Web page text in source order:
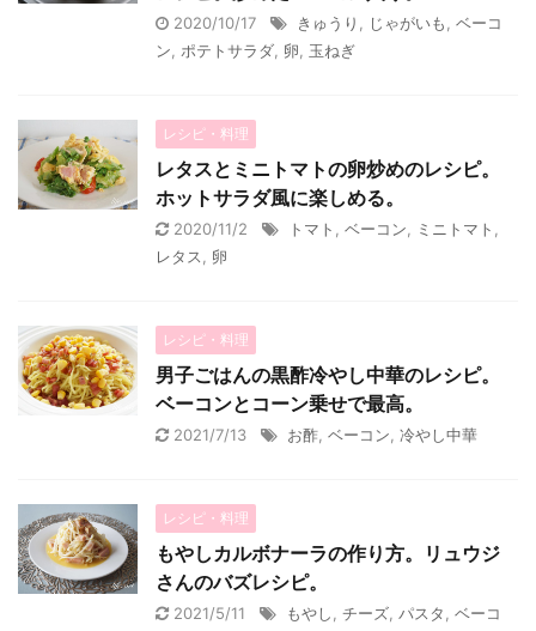
2020/10/17 きゅうり じゃがいも
ベーコ
ン
ポテトサラダ 卵 玉ねぎ
レシピ・料理
レタスとミニトマトの卵炒めのレシピ。
ホットサラダ風に楽しめる。
2020/11/2 トマト ベーコン ミニトマト
レタス
卵
レシピ・料理
男子ごはんの黒酢冷やし中華のレシピ。
ベーコンとコーン乗せで最高。
2021/7/13 お酢 ベーコン 冷やし中華
レシピ・料理
もやしカルボナーラの作り方。リュウジ
さんのバズレシピ。
2021/5/11 もやし チーズ パスタ
ベーコ